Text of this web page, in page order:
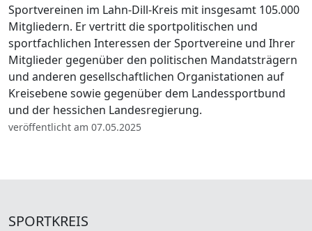
Sportvereinen im Lahn-Dill-Kreis mit insgesamt 105.000
Mitgliedern. Er vertritt die sportpolitischen und
sportfachlichen Interessen der Sportvereine und Ihrer
Mitglieder gegenüber den politischen Mandatsträgern
und anderen gesellschaftlichen Organistationen auf
Kreisebene sowie gegenüber dem Landessportbund
und der hessichen Landesregierung.
veröffentlicht am 07.05.2025
SPORTKREIS